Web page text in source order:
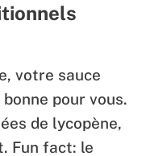
votre sauce
pour vous.
de lycopène,
Fun fact: le